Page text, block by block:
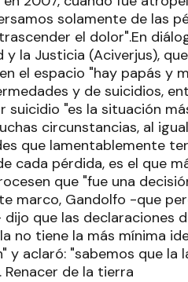
solamente de las
el dolor".En
la Justicia (Aciverjus),
el espacio "hay papás y
y de suicidios,
"es la situación
circunstancias, al
que lamentablemente
cada pérdida, es el que
que "fue una
marco, Gandolfo -que
que las declaraciones
no tiene la más mínima
aclaró: "sabemos que la
de la tierra